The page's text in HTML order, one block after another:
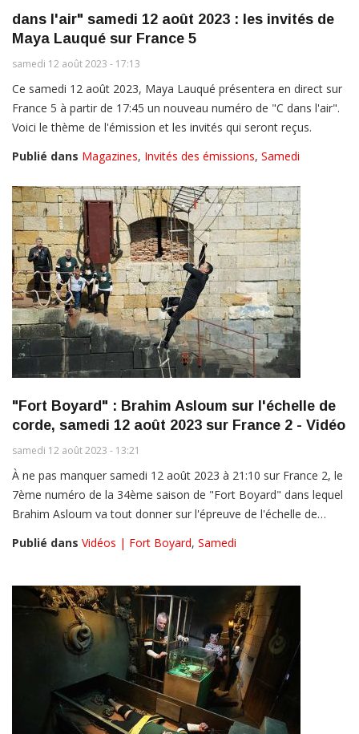
dans l'air" samedi 12 août 2023 : les invités de
Maya Lauqué sur France 5
samedi 12 août 2023 - 17:13
Ce samedi 12 août 2023, Maya Lauqué présentera en direct sur
France 5 à partir de 17:45 un nouveau numéro de "C dans l'air".
Voici le thème de l'émission et les invités qui seront reçus.
Publié dans Magazines, Invités des émissions, Samedi
"Fort Boyard" : Brahim Asloum sur l'échelle de
corde, samedi 12 août 2023 sur France 2 - Vidéo
samedi 12 août 2023 - 13:21
À ne pas manquer samedi 12 août 2023 à 21:10 sur France 2, le
7ème numéro de la 34ème saison de "Fort Boyard" dans lequel
Brahim Asloum va tout donner sur l'épreuve de l'échelle de…
Publié dans Vidéos | Fort Boyard, Samedi